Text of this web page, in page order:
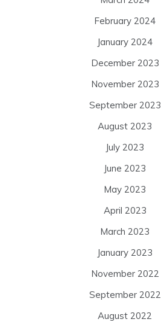
February 2024
January 2024
December 2023
November 2023
September 2023
August 2023
July 2023
June 2023
May 2023
April 2023
March 2023
January 2023
November 2022
September 2022
August 2022